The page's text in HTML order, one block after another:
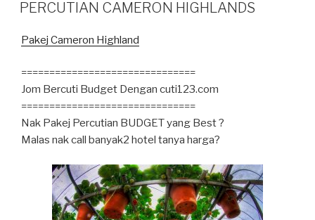
PERCUTIAN CAMERON HIGHLANDS
Pakej Cameron Highland
===============================
Jom Bercuti Budget Dengan cuti123.com
===============================
Nak Pakej Percutian BUDGET yang Best ?
Malas nak call banyak2 hotel tanya harga?